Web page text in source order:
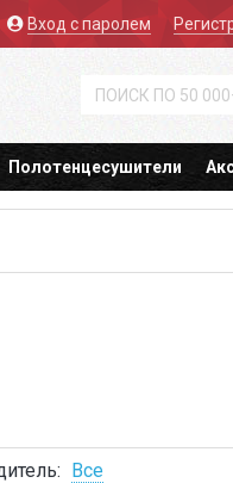
Вход с паролем
Полотенцесушители
Все